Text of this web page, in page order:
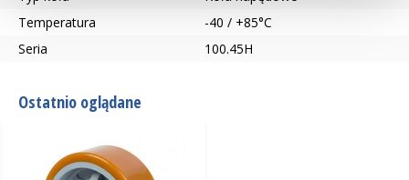
Temperatura
-40 / +85°C
Seria
100.45H
Ostatnio oglądane